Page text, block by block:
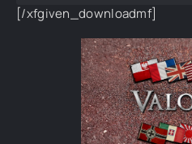
[/xfgiven_downloadmf]